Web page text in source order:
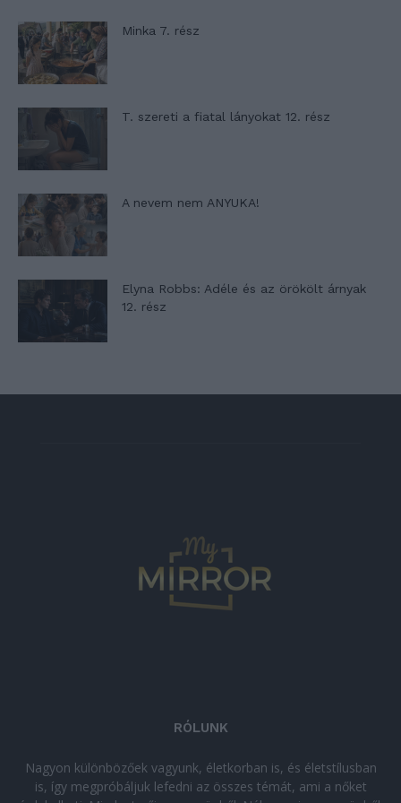
Minka 7. rész
T. szereti a fiatal lányokat 12. rész
A nevem nem ANYUKA!
Elyna Robbs: Adéle és az örökölt árnyak
12. rész
RÓLUNK
Nagyon különbözőek vagyunk, életkorban is, és életstílusban
is, így megpróbáljuk lefedni az összes témát, ami a nőket